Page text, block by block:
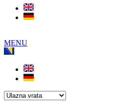
MENU